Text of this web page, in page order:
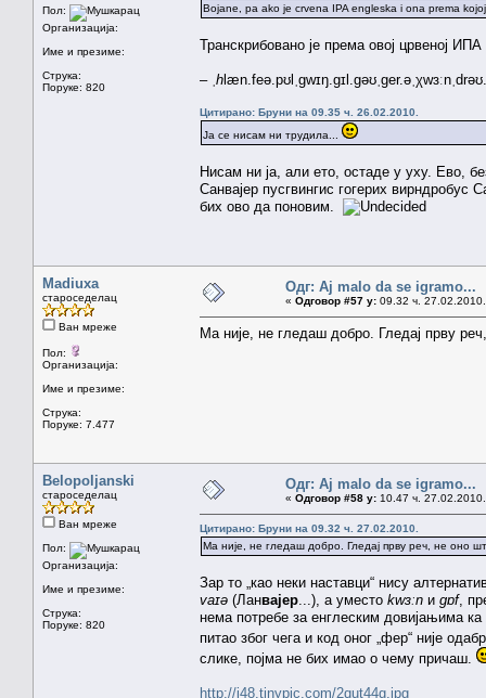
Пол:
Организација:
Име и презиме:
Струка:
Поруке: 820
Bojane, pa ako je crvena IPA engleska i ona prema
Транскрибовано је према овој црвеној ИПА
– ˌ h
Цитирано: Бруни на 09.35 ч. 26.02.2010.
Ја се нисам ни трудила...
Нисам ни ја, али ето, остаде у уху. Ево,
Санвајер пусгвингис гогерих
бих ово да поновим.
Madiuxa
староседелац
Ван мреже
Пол:
Организација:
Име и презиме:
Струка:
Поруке: 7.477
Одг: Aj malo da se igramo...
« Одговор #57 у: 09.32 ч.
Ма није, не гледаш добро. Гледај прву
Belopoljanski
староседелац
Ван мреже
Пол:
Организација:
Име и презиме:
Струка:
Поруке: 820
Одг: Aj malo da se igramo...
« Одговор #58 у: 10.47 ч.
Цитирано: Бруни на 09.32 ч. 27.02.2010.
Ма није, не гледаш добро. Гледај прву реч, не оно
Зар то „као неки наставци“ нису
vaɪə (Ланвајер ...), а уместо kwɜːn и gɒf,
нема потребе за енглеским довијањима
питао због чега и код оног „фер“ није
слике, појма не бих имао о чему причаш.
http://i48.tinypic.com/2qut44g.jpg